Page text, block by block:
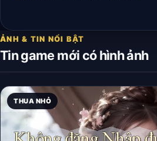
ẢNH & TIN NỔI BẬT
Tin game mới có hình ảnh
THUA NHỎ